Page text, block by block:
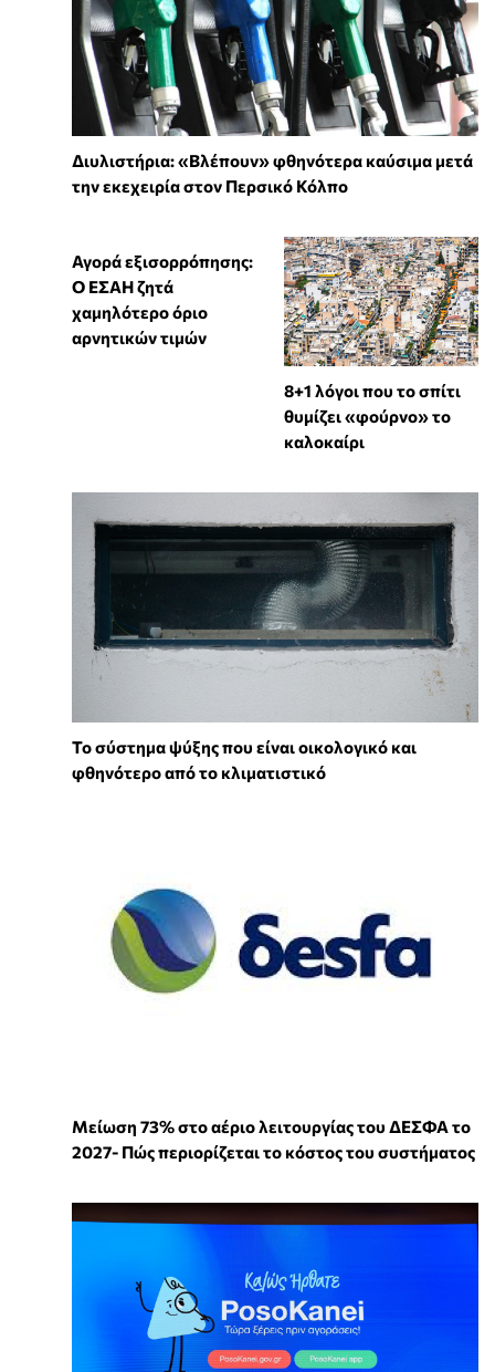
Διυλιστήρια: «Βλέπουν» φθηνότερα καύσιμα μετά
την εκεχειρία στον Περσικό Κόλπο
Αγορά εξισορρόπησης:
Ο ΕΣΑΗ ζητά
χαμηλότερο όριο
αρνητικών τιμών
8+1 λόγοι που το σπίτι
θυμίζει «φούρνο» το
καλοκαίρι
Το σύστημα ψύξης που είναι οικολογικό και
φθηνότερο από το κλιματιστικό
Μείωση 73% στο αέριο λειτουργίας του ΔΕΣΦΑ το
2027- Πώς περιορίζεται το κόστος του συστήματος